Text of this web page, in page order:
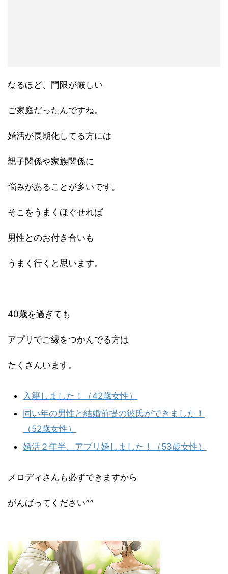
なるほど、門限が厳しい
ご家庭だったんですね。
婚活が長期化してる方には
親子関係や家族関係に
悩みがあることが多いです。
そこをうまくほぐせれば
男性とのお付き合いも
うまく行くと思います。
40歳を過ぎても
アプリでご縁をつかんでる方は
たくさんいます。
入籍しました！（42歳女性）
同い年の男性と結婚前提の彼氏ができました！
（52歳女性）
婚活２年半、アプリ婚しました！（53歳女性）
メロディさんも必ずできますから
がんばってください^^